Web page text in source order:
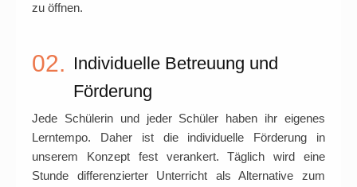
zu öffnen.
02. Individuelle Betreuung und
Förderung
Jede Schülerin und jeder Schüler haben ihr eigenes
Lerntempo. Daher ist die individuelle Förderung in
unserem Konzept fest verankert. Täglich wird eine
Stunde differenzierter Unterricht als Alternative zum